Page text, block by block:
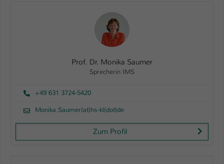
Prof. Dr. Monika Saumer
Sprecherin IMS
+49 631 3724-5420
Monika.Saumer(at)hs-kl(dot)de
Zum Profil